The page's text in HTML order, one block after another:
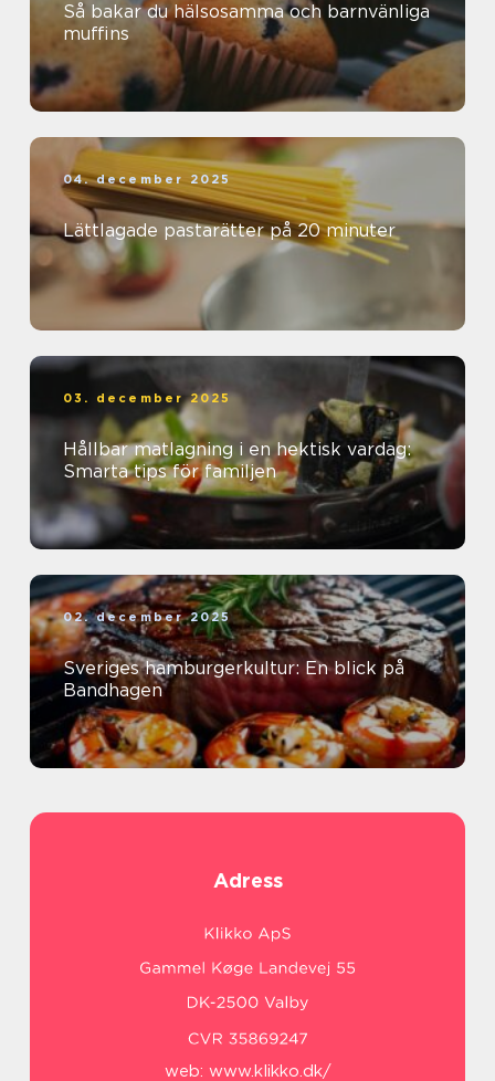
Så bakar du hälsosamma och barnvänliga
muffins
04. december 2025
Lättlagade pastarätter på 20 minuter
03. december 2025
Hållbar matlagning i en hektisk vardag:
Smarta tips för familjen
02. december 2025
Sveriges hamburgerkultur: En blick på
Bandhagen
Adress
web: www.klikko.dk/